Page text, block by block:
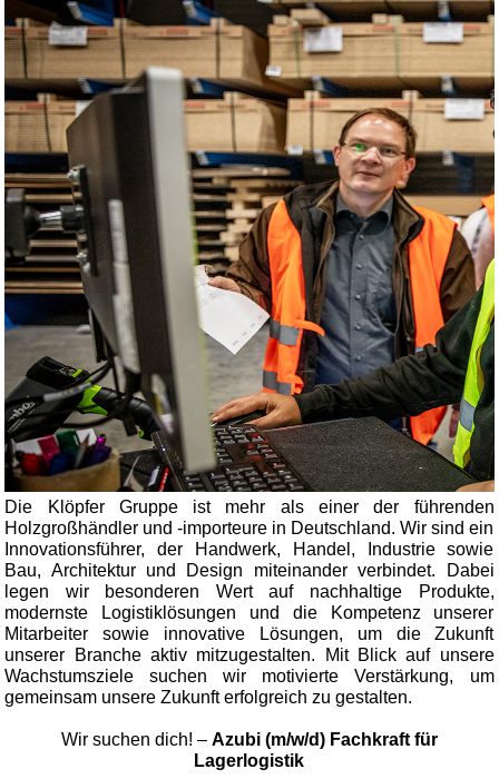
Die Klöpfer Gruppe ist mehr als einer der führenden
Holzgroßhändler und -importeure in Deutschland. Wir sind ein
Innovationsführer, der Handwerk, Handel, Industrie sowie
Bau, Architektur und Design miteinander verbindet. Dabei
legen wir besonderen Wert auf nachhaltige Produkte,
modernste Logistiklösungen und die Kompetenz unserer
Mitarbeiter sowie innovative Lösungen, um die Zukunft
unserer Branche aktiv mitzugestalten. Mit Blick auf unsere
Wachstumsziele suchen wir motivierte Verstärkung, um
gemeinsam unsere Zukunft erfolgreich zu gestalten.
Wir suchen dich! – Azubi (m/w/d) Fachkraft für
Lagerlogistik